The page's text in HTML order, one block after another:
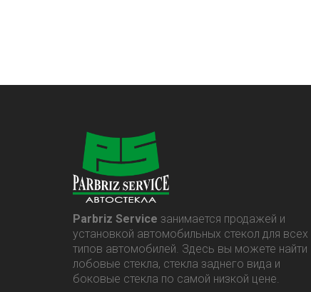
Parbriz Service занимается продажей и
установкой автомобильных стекол для всех
типов автомобилей. Здесь вы можете найти
лобовые стекла, стекла заднего вида и
боковые стекла по самой низкой цене.